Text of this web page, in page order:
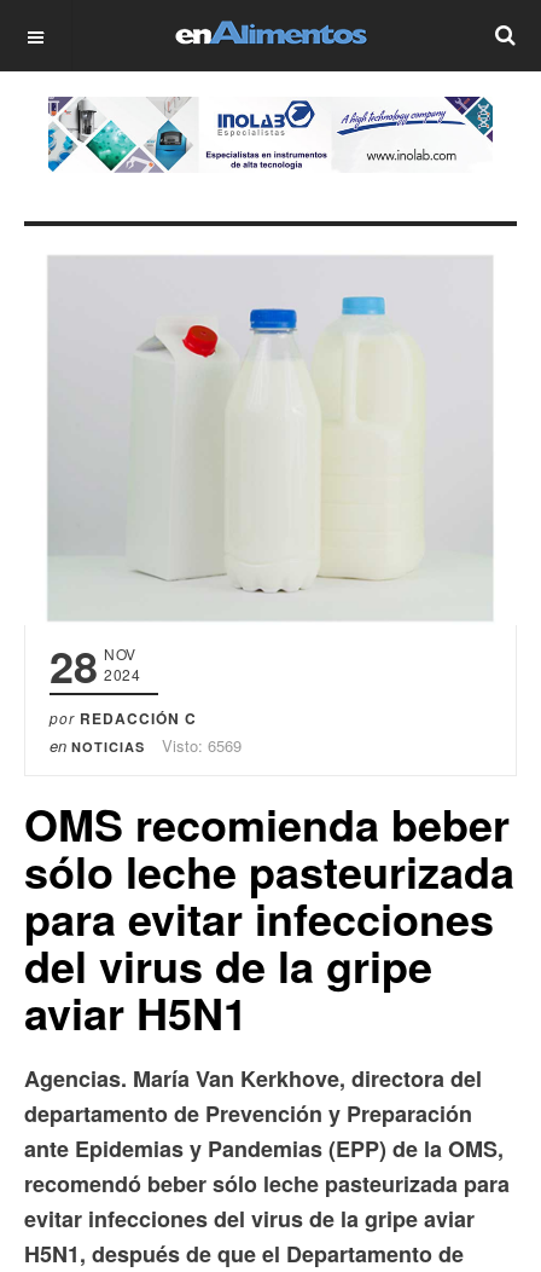
OFF CANVAS
28 NOV
2024
por REDACCIÓN C
en NOTICIAS Visto: 6569
OMS recomienda beber
sólo leche pasteurizada
para evitar infecciones
del virus de la gripe
aviar H5N1
Agencias. María Van Kerkhove, directora del
departamento de Prevención y Preparación
ante Epidemias y Pandemias (EPP) de la OMS,
recomendó beber sólo leche pasteurizada para
evitar infecciones del virus de la gripe aviar
H5N1, después de que el Departamento de